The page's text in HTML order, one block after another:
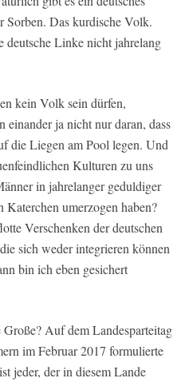
Sorben. Das kurdische Volk.
deutsche Linke nicht jahrelang
kein Volk sein dürfen,
ja nicht nur daran, dass
die Liegen am Pool legen. Und
Kulturen zu uns
in jahrelanger geduldiger
umerzogen haben?
Verschenken der deutschen
sich weder integrieren können
bin ich eben gesichert
Auf dem Landesparteitag
im Februar 2017 formulierte
jeder, der in diesem Lande